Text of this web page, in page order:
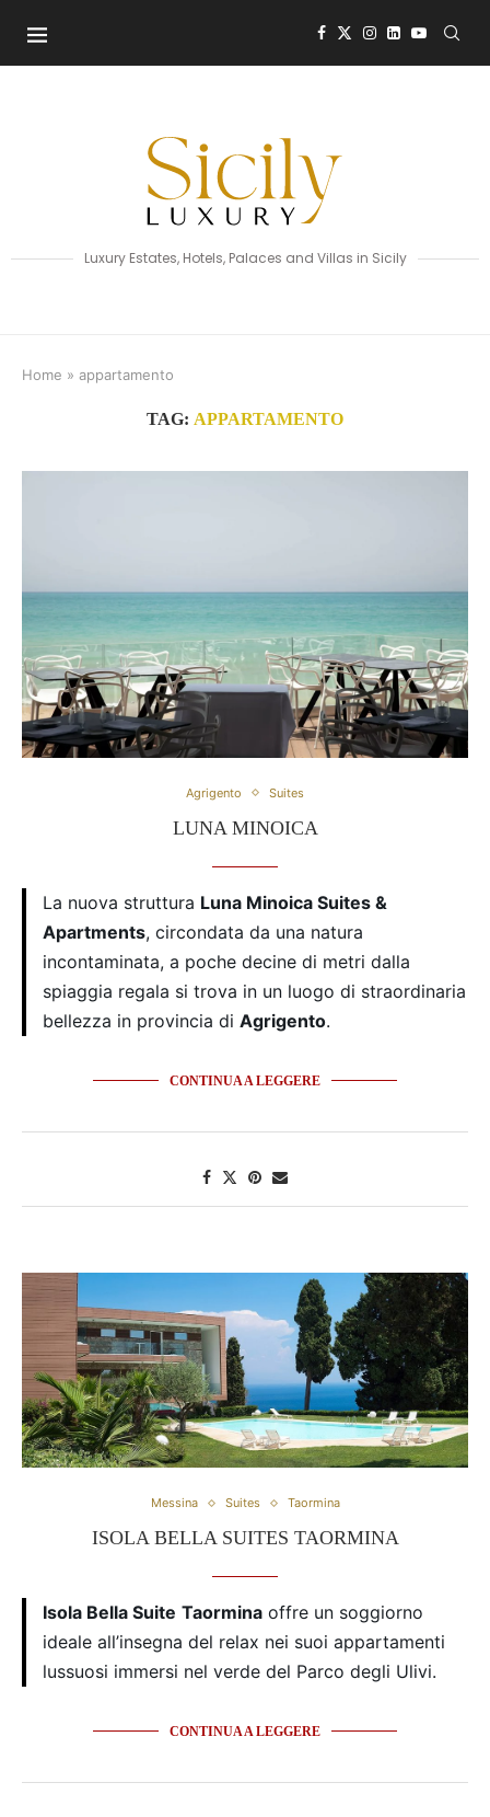
Luxury Estates, Hotels, Palaces and Villas in Sicily
Home » appartamento
TAG: APPARTAMENTO
Agrigento Suites
LUNA MINOICA
La nuova struttura Luna Minoica Suites &
Apartments, circondata da una natura
incontaminata, a poche decine di metri dalla
spiaggia regala si trova in un luogo di straordinaria
bellezza in provincia di Agrigento.
CONTINUA A LEGGERE
Messina Suites Taormina
ISOLA BELLA SUITES TAORMINA
Isola Bella Suite Taormina offre un soggiorno
ideale all’insegna del relax nei suoi appartamenti
lussuosi immersi nel verde del Parco degli Ulivi.
CONTINUA A LEGGERE